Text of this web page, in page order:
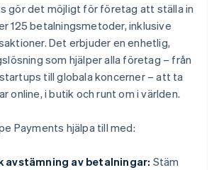
gör det möjligt för företag att ställa in
125 betalningsmetoder, inklusive
Det erbjuder en enhetlig,
som hjälper alla företag – från
till globala koncerner – att ta
online, i butik och runt om i världen.
Payments hjälpa till med:
avstämning av betalningar: Stäm